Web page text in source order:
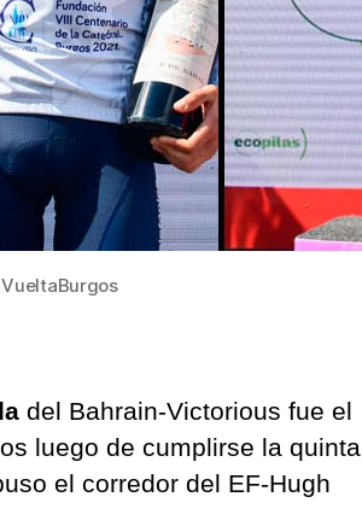
del Bahrain-Victorious fue el
luego de cumplirse la quinta
el corredor del EF-Hugh